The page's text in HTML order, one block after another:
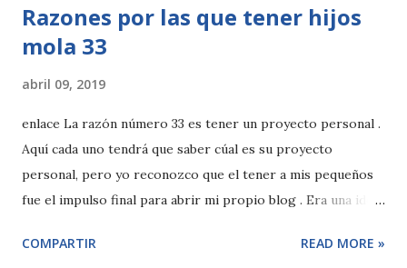
Razones por las que tener hijos
mola 33
abril 09, 2019
enlace La razón número 33 es tener un proyecto personal .
Aquí cada uno tendrá que saber cúal es su proyecto
personal, pero yo reconozco que el tener a mis pequeños
fue el impulso final para abrir mi propio blog . Era una idea
necesario, porque quizás he empezado en el momento en
COMPARTIR READ MORE »